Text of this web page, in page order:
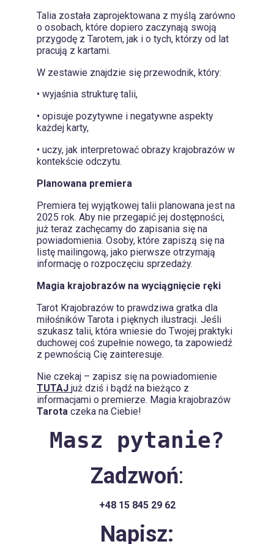
Talia została zaprojektowana z myślą zarówno
o osobach, które dopiero zaczynają swoją
przygodę z Tarotem, jak i o tych, którzy od lat
pracują z kartami.
W zestawie znajdzie się przewodnik, który:
• wyjaśnia strukturę talii,
• opisuje pozytywne i negatywne aspekty
każdej karty,
• uczy, jak interpretować obrazy krajobrazów w
kontekście odczytu.
Planowana premiera
Premiera tej wyjątkowej talii planowana jest na
2025 rok. Aby nie przegapić jej dostępności,
już teraz zachęcamy do zapisania się na
powiadomienia. Osoby, które zapiszą się na
listę mailingową, jako pierwsze otrzymają
informację o rozpoczęciu sprzedaży.
Magia krajobrazów na wyciągnięcie ręki
Tarot Krajobrazów to prawdziwa gratka dla
miłośników Tarota i pięknych ilustracji. Jeśli
szukasz talii, która wniesie do Twojej praktyki
duchowej coś zupełnie nowego, ta zapowiedź
z pewnością Cię zainteresuje.
Nie czekaj – zapisz się na powiadomienie
TUTAJ już dziś i bądź na bieżąco z
informacjami o premierze. Magia krajobrazów
Tarota czeka na Ciebie!
Masz pytanie?
Zadzwoń:
+48 15 845 29 62
Napisz: